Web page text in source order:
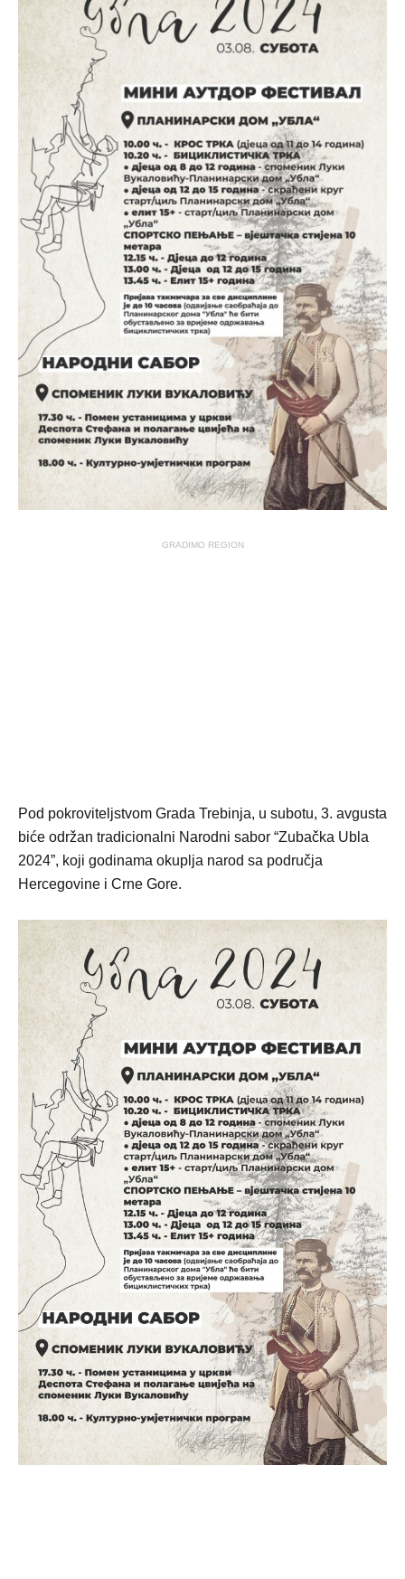
GRADIMO REGION
Pod pokroviteljstvom Grada Trebinja, u subotu, 3. avgusta
biće održan tradicionalni Narodni sabor “Zubačka Ubla
2024”, koji godinama okuplja narod sa područja
Hercegovine i Crne Gore.